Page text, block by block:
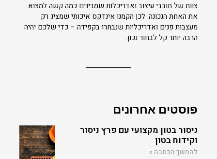
צוות של חובבי עיצוב ואדריכלות שמבינים כמה קשה למצוא
את האחת הנכונה. לכן הקמנו אינדקס איכותי שמציג רק
מעצבות פנים ואדריכליות שנבחרו בקפידה – כדי שלכם יהיה
הרבה יותר קל לבחור נכון.
פוסטים אחרונים
ניסור בטון מקצועי עם פרץ ניסור
וקידוח בטון
להמשך הכתבה »